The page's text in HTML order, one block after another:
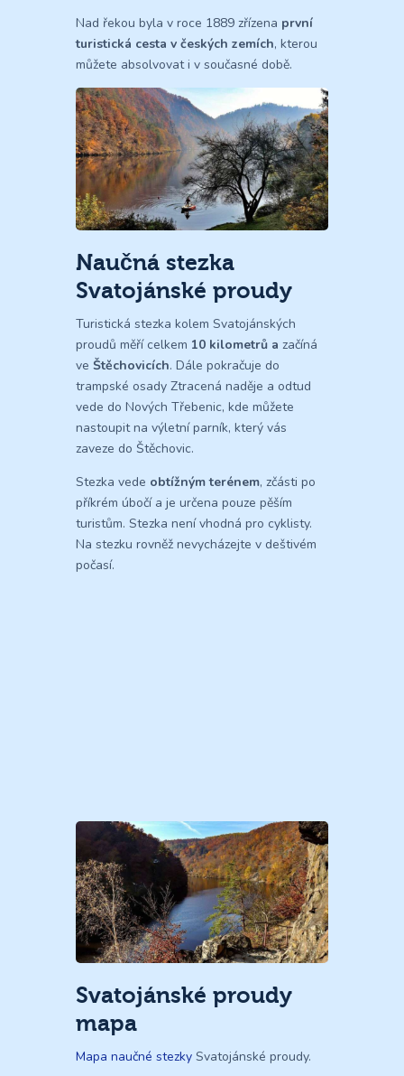
Nad řekou byla v roce 1889 zřízena první
turistická cesta v českých zemích, kterou
můžete absolvovat i v současné době.
Naučná stezka
Svatojánské proudy
Turistická stezka kolem Svatojánských
proudů měří celkem 10 kilometrů a začíná
ve Štěchovicích. Dále pokračuje do
trampské osady Ztracená naděje a odtud
vede do Nových Třebenic, kde můžete
nastoupit na výletní parník, který vás
zaveze do Štěchovic.
Stezka vede obtížným terénem, zčásti po
příkrém úbočí a je určena pouze pěším
turistům. Stezka není vhodná pro cyklisty.
Na stezku rovněž nevycházejte v deštivém
počasí.
Svatojánské proudy
mapa
Mapa naučné stezky Svatojánské proudy.